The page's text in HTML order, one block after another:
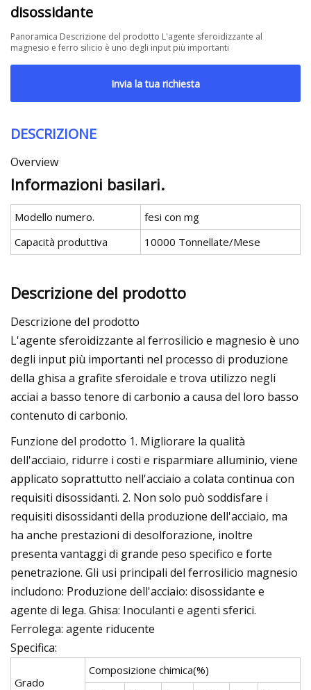
disossidante
Panoramica Descrizione del prodotto L'agente sferoidizzante al
magnesio e ferro silicio è uno degli input più importanti
Invia la tua richiesta
DESCRIZIONE
Overview
Informazioni basilari.
Modello numero.
fesi con mg
Capacità produttiva
10000 Tonnellate/Mese
Descrizione del prodotto
Descrizione del prodotto
L'agente sferoidizzante al ferrosilicio e magnesio è uno
degli input più importanti nel processo di produzione
della ghisa a grafite sferoidale e trova utilizzo negli
acciai a basso tenore di carbonio a causa del loro basso
contenuto di carbonio.
Funzione del prodotto 1. Migliorare la qualità
dell'acciaio, ridurre i costi e risparmiare alluminio, viene
applicato soprattutto nell'acciaio a colata continua con
requisiti disossidanti. 2. Non solo può soddisfare i
requisiti disossidanti della produzione dell'acciaio, ma
ha anche prestazioni di desolforazione, inoltre
presenta vantaggi di grande peso specifico e forte
penetrazione. Gli usi principali del ferrosilicio magnesio
includono: Produzione dell'acciaio: disossidante e
agente di lega. Ghisa: Inoculanti e agenti sferici.
Ferrolega: agente riducente
Specifica:
Grado
Composizione chimica(%)